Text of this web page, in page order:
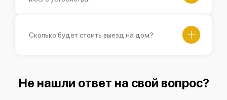
Сколько будет стоить выезд на дом?
Не нашли ответ на свой вопрос?